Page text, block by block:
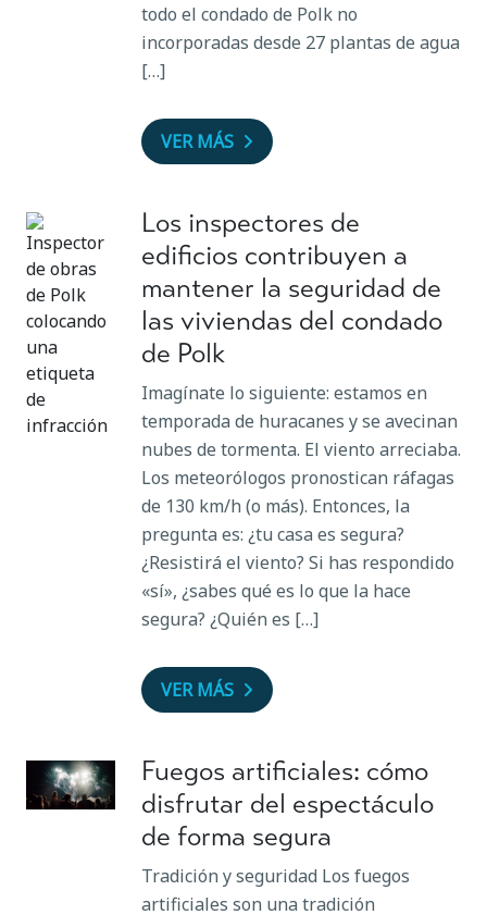
todo el condado de Polk no
incorporadas desde 27 plantas de agua
[…]
VER MÁS
Los inspectores de
edificios contribuyen a
mantener la seguridad de
las viviendas del condado
de Polk
Imagínate lo siguiente: estamos en
temporada de huracanes y se avecinan
nubes de tormenta. El viento arreciaba.
Los meteorólogos pronostican ráfagas
de 130 km/h (o más). Entonces, la
pregunta es: ¿tu casa es segura?
¿Resistirá el viento? Si has respondido
«sí», ¿sabes qué es lo que la hace
segura? ¿Quién es […]
VER MÁS
Fuegos artificiales: cómo
disfrutar del espectáculo
de forma segura
Tradición y seguridad Los fuegos
artificiales son una tradición